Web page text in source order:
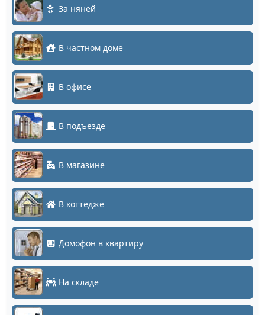
За няней
В частном доме
В офисе
В подъезде
В магазине
В коттедже
Домофон в квартиру
На складе